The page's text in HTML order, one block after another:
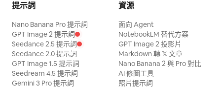
提示詞
Nano Banana Pro 提示詞
GPT Image 2 提示詞
Seedance 2.5 提示詞
Seedance 2.0 提示詞
GPT Image 1.5 提示詞
Seedream 4.5 提示詞
Gemini 3 Pro 提示詞
資源
面向 Agent
NotebookLM 替代方案
GPT Image 2 投影片
Markdown 轉 𝕏 文章
Nano Banana 2 與 Pro 對比
AI 修圖工具
照片提示詞